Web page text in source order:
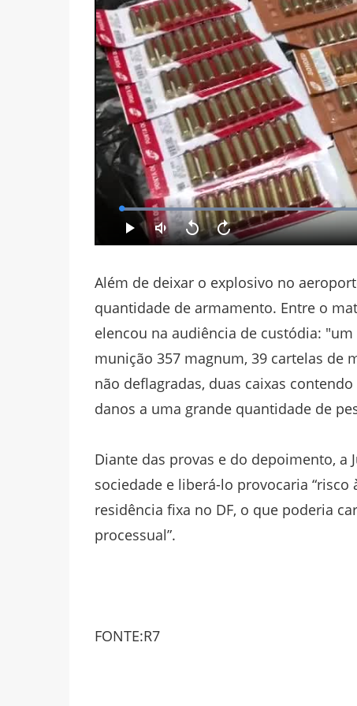
Além de deixar o explosivo no
quantidade de armamento. Entre o
elencou na audiência de custódia:
munição 357 magnum, 39 cartelas de
não deflagradas, duas caixas
danos a uma grande quantidade de
Diante das provas e do depoimento, a
sociedade e liberá-lo provocaria
residência fixa no DF, o que poderia
processual”.
FONTE:R7